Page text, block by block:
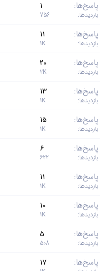
پاسخ‌ها 1
بازدیدها 756
پاسخ‌ها 11
بازدیدها 1K
پاسخ‌ها 20
بازدیدها 2K
پاسخ‌ها 13
بازدیدها 1K
پاسخ‌ها 15
بازدیدها 1K
پاسخ‌ها 6
بازدیدها 622
پاسخ‌ها 11
بازدیدها 1K
پاسخ‌ها 10
بازدیدها 1K
پاسخ‌ها 5
بازدیدها 508
پاسخ‌ها 17